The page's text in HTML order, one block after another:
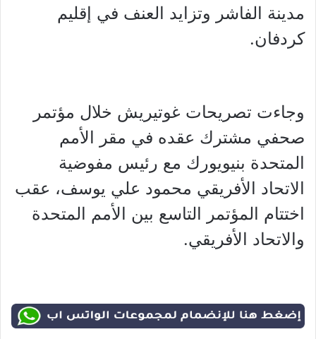
مدينة الفاشر وتزايد العنف في إقليم
كردفان.
وجاءت تصريحات غوتيريش خلال مؤتمر
صحفي مشترك عقده في مقر الأمم
المتحدة بنيويورك مع رئيس مفوضية
الاتحاد الأفريقي محمود علي يوسف، عقب
اختتام المؤتمر التاسع بين الأمم المتحدة
والاتحاد الأفريقي.